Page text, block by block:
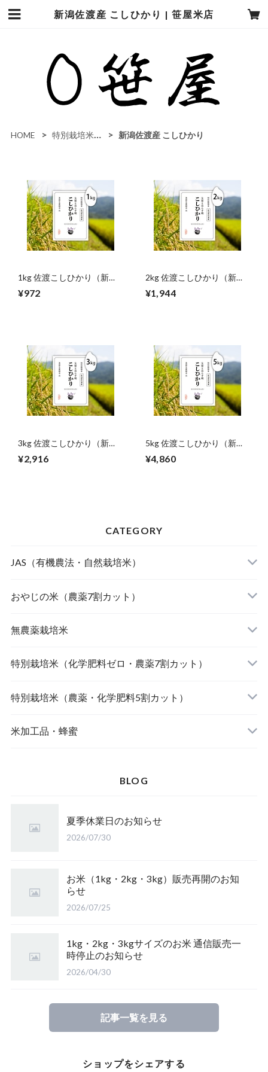
新潟佐渡産 こしひかり | 笹屋米店
HOME 特別栽培米（農薬・化学肥料5割カット） 新潟佐渡産 こしひかり
1kg 佐渡こしひかり（新
潟）
¥972
2kg 佐渡こしひかり（新
潟）
¥1,944
3kg 佐渡こしひかり（新
¥2,916
5kg 佐渡こしひかり（新
¥4,860
CATEGORY
JAS（有機農法・自然栽培米）
山形東置賜 つや姫（有機栽培米）
山形庄内 ミルキークィーン（有機栽培米）
北海道産 おぼろづき（自然栽培米）
北海道産 ななつぼし（自然栽培米）
島根松江きぬむすめ(有機栽培米)
【完売】山形産 さわのはな（有機栽培米）
おやじの米（農薬7割カット）
おやじの米 山形鶴岡産 雪若丸
【完売】おやじの米 山形鶴岡産ササニシキ
おやじの米 山形鶴岡産つや姫
おやじの米 山形鶴岡産こしひかり
無農薬栽培米
宮崎県産 太陽米ミルキークィーン
【完売】島根奥出雲産 櫛名田姫米こしひかり
【完売】新潟燕産 こしひかり
特別栽培米（化学肥料ゼロ・農薬7割カット）
風さやか（長野）
JAたじま コウノトリ育むお米 こしひかり（兵
皇室献上米 こしひかり（長野）
特栽 笹屋のお米（オリジナル）
山形置賜産 山形95号
山形県置賜 こしひかり
たかはた つや姫（山形）
ひとめぼれ（山形）
特別栽培米（農薬・化学肥料5割カット）
新潟佐渡産 こしひかり
鳥取県産 江府米きぬむすめ
山形県置賜 こしひかり
米加工品・蜂蜜
【完売】岩手のアカシア蜜
【完売】四国山脈の山の蜜
BLOG
夏季休業日のお知らせ
2026/07/30
お米（1kg・2kg・3kg）販売再開のお知
らせ
2026/07/25
1kg・2kg・3kgサイズのお米 通信販売一
時停止のお知らせ
2026/04/30
記事一覧を見る
ショップをシェアする